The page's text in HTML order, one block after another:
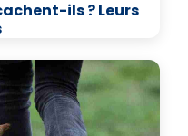
ils ? Leurs